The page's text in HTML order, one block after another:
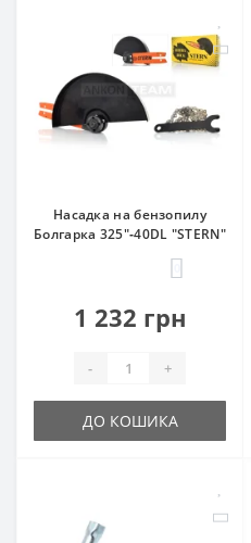
Насадка на бензопилу
Болгарка 325"‑40DL "STERN"
1 232 грн
- +
ДО КОШИКА